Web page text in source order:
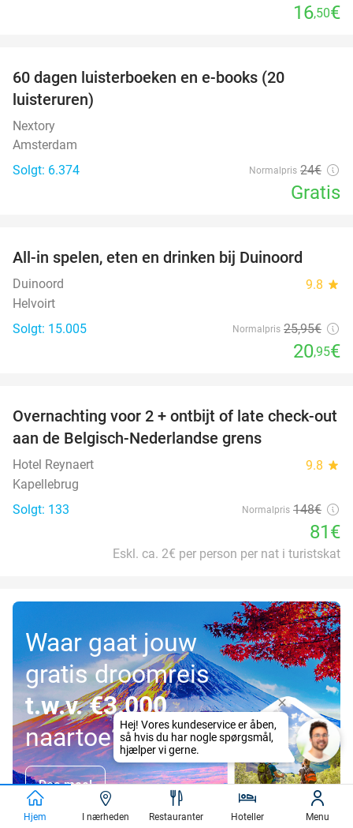
16,50€
60 dagen luisterboeken en e-books (20
luisteruren)
Nextory
Amsterdam
Solgt: 6.374
Normalpris 24€
Gratis
All-in spelen, eten en drinken bij Duinoord
Duinoord 9.8 star
Helvoirt
Solgt: 15.005
Normalpris 25,95€
20,95€
45%
Overnachting voor 2 + ontbijt of late check-out
aan de Belgisch-Nederlandse grens
Hotel Reynaert 9.8 star
Kapellebrug
Solgt: 133
Normalpris 148€
81€
Eskl. ca. 2€ per person per nat i turistskat
Waar gaat jouw
gratis droomreis
t.w.v. €3.000
naartoe?
Doe mee!
Hjem I nærheden Restauranter Hoteller Menu